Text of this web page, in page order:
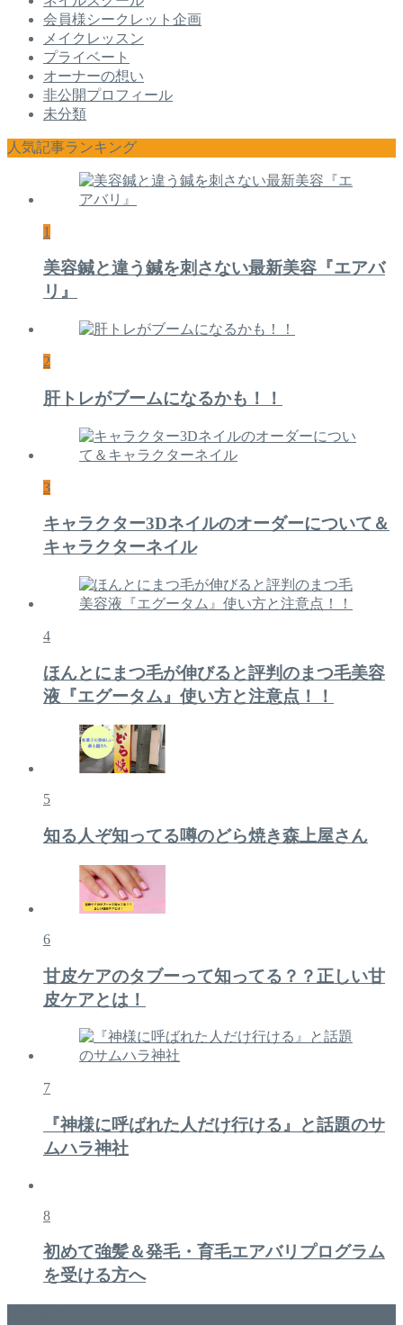
会員様シークレット企画
メイクレッスン
プライベート
オーナーの想い
非公開プロフィール
未分類
人気記事ランキング
1
美容鍼と違う鍼を刺さない最新美容『エアバ
リ』
2
肝トレがブームになるかも！！
3
キャラクター3Dネイルのオーダーについて＆
キャラクターネイル
4
ほんとにまつ毛が伸びると評判のまつ毛美容
液『エグータム』使い方と注意点！！
5
知る人ぞ知ってる噂のどら焼き森上屋さん
6
甘皮ケアのタブーって知ってる？？正しい甘
皮ケアとは！
7
『神様に呼ばれた人だけ行ける』と話題のサ
ムハラ神社
8
初めて強髪＆発毛・育毛エアバリプログラム
を受ける方へ